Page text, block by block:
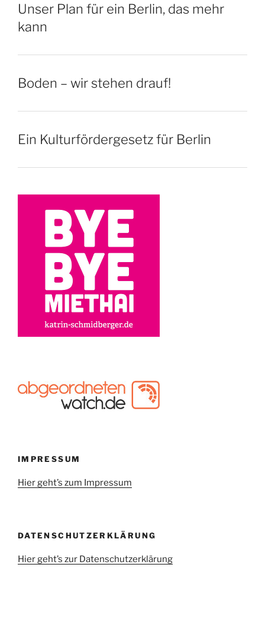
Unser Plan für ein Berlin, das mehr
kann
Boden – wir stehen drauf!
Ein Kulturfördergesetz für Berlin
IMPRESSUM
Hier geht’s zum Impressum
DATENSCHUTZERKLÄRUNG
Hier geht’s zur Datenschutzerklärung